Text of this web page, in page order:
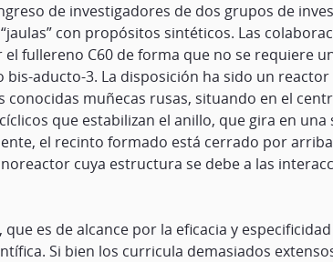
de investigadores de dos grupos de
con propósitos sintéticos. Las
fullereno C60 de forma que no se requiere
aducto-3. La disposición ha sido un
muñecas rusas, situando en el
que estabilizan el anillo, que gira en
el recinto formado está cerrado por
cuya estructura se debe a las
es de alcance por la eficacia y
Si bien los curricula demasiados